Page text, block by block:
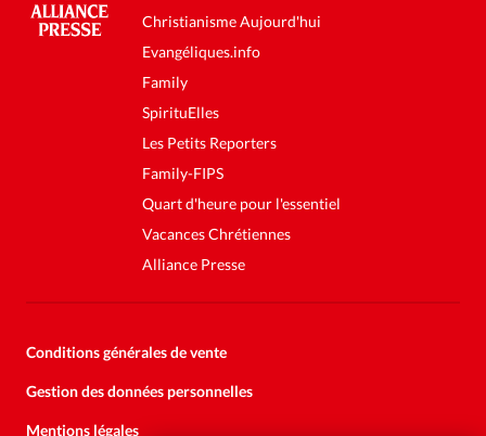
Christianisme Aujourd'hui
Evangéliques.info
Family
SpirituElles
Les Petits Reporters
Family-FIPS
Quart d'heure pour l'essentiel
Vacances Chrétiennes
Alliance Presse
Conditions générales de vente
Gestion des données personnelles
Mentions légales